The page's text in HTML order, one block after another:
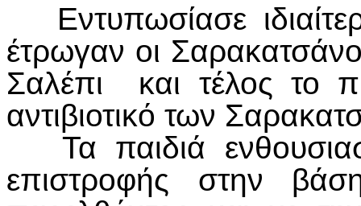
Εντυπωσίασε
έτρωγαν οι
Σαλέπι και τέλος το
αντιβιοτικό των
Τα παιδιά
επιστροφής στην